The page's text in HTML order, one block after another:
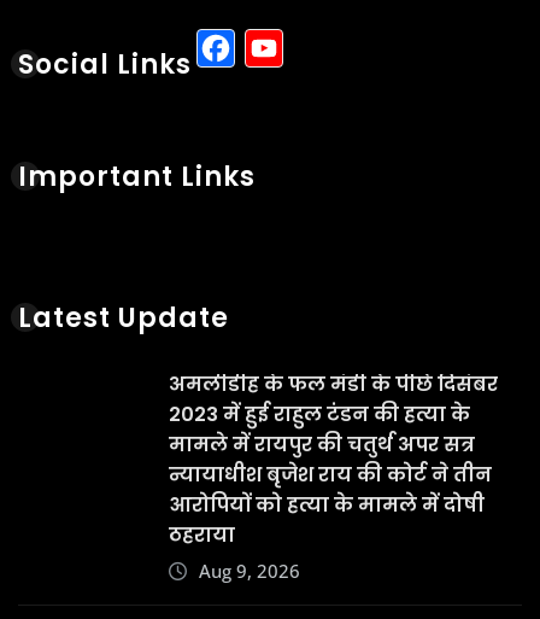
Social Links Facebook
Important Links
Latest Update
अमलीडीह के फल मंडी के पीछे दिसंबर
2023 में हुई राहुल टंडन की हत्या के
मामले में रायपुर की चतुर्थ अपर सत्र
न्यायाधीश बृजेश राय की कोर्ट ने तीन
आरोपियों को हत्या के मामले में दोषी
ठहराया
Aug 9, 2026